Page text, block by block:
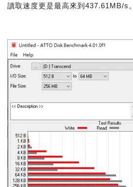
讀取速度更是最高來到437.61MB/s。